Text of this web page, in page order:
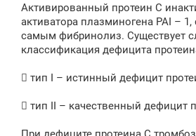
Активированный протеин С
активатора плазминогена PAI – 1,
самым фибринолиз. Существует
классификация дефицита
 тип I – истинный дефицит
 тип II – качественный дефицит